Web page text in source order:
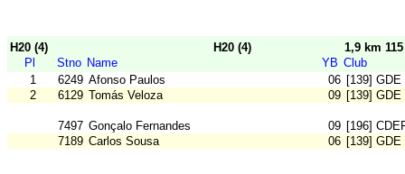
H20 (4) H20 (4)
1,9 km
Pl
Stno Name YB Club
1
6249 Afonso Paulos 06 [139] GDE
2
6129 Tomás Veloza 09 [139] GDE
7497 Gonçalo Fernandes 09 [196]
7189 Carlos Sousa 06 [139] GDE